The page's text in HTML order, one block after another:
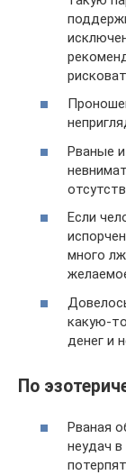
Рваные
Если
много
какую-
денег и
По
Рваная
неудач